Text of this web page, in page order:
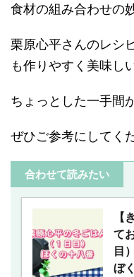
食材の組み合わせの
栗原心平さんのレシ
も作りやすく美味し
ちょっとした一手間
ぜひご参考にしてく
合わせて読みたい
【
て
目
ぼ